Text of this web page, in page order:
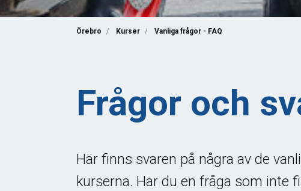
Örebro Kurser Vanliga frågor - FAQ
Frågor och
Här finns svaren på några av de
kurserna. Har du en fråga som inte